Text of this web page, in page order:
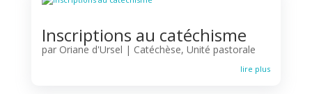
Inscriptions au catéchisme
par Oriane d'Ursel | Catéchèse, Unité pastorale
lire plus